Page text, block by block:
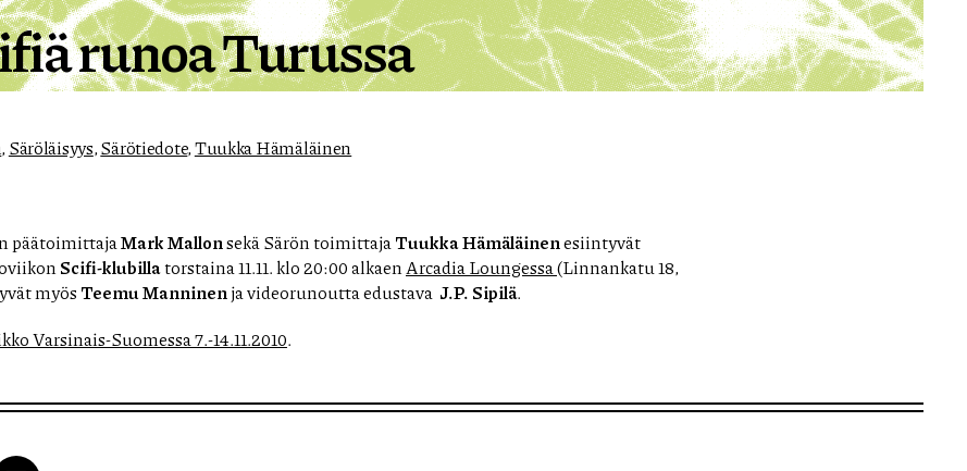
runoa Turussa
, Säröläisyys,Särötiedote,Tuukka Hämäläinen
päätoimittaja Mark Mallonsekä Särön toimittaja Tuukka Hämäläinenesiintyvät
Scifi-klubillatorstaina 11.11. klo 20:00 alkaen Arcadia Loungessa (Linnankatu 18,
myös Teemu Manninen ja videorunoutta edustava J.P. Sipilä.
Varsinais-Suomessa 7.-14.11.2010.